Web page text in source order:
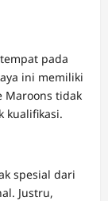
pada
ini memiliki
Maroons tidak
kualifikasi.
spesial dari
Justru,